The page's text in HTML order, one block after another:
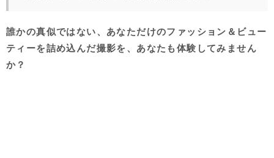
誰かの真似ではない、あなただけのファッション＆ビュー
ティーを詰め込んだ撮影を、あなたも体験してみません
か？